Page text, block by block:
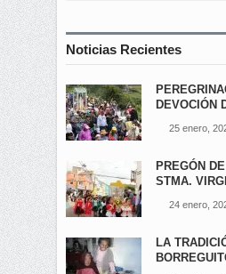
Noticias Recientes
DEVOCIÓN
25 enero,
PREGÓN
STMA.
24 enero,
LA